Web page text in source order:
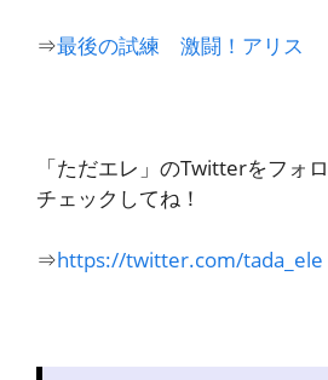
⇒最後の試練 激闘！アリス
「ただエレ」のTwitterをフォ
チェックしてね！
⇒https://twitter.com/tada_ele